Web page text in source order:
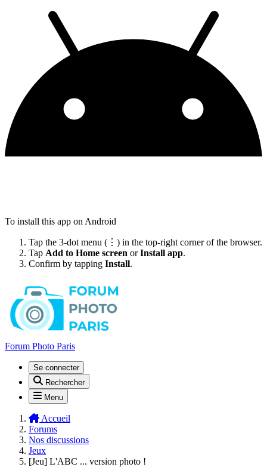
To install this app on Android
Tap the 3-dot menu (⋮) in the top-right corner of the browser.
Tap Add to Home screen orInstall app.
Confirm by tapping Install.
Forum Photo Paris
Se connecter
Rechercher
Menu
Accueil
Forums
Nos discussions
Jeux
[Jeu] L'ABC ... version photo !